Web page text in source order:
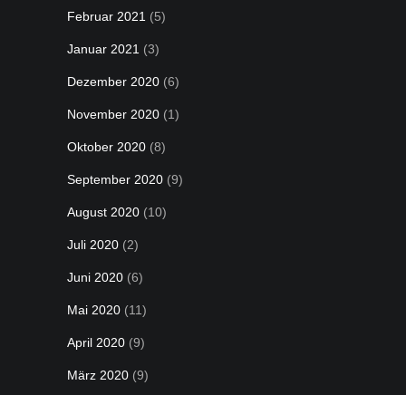
Februar 2021 (5)
Januar 2021 (3)
Dezember 2020 (6)
November 2020 (1)
Oktober 2020 (8)
September 2020 (9)
August 2020 (10)
Juli 2020 (2)
Juni 2020 (6)
Mai 2020 (11)
April 2020 (9)
März 2020 (9)